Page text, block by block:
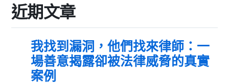
近期文章
我找到漏洞，他們找來律師：一
場善意揭露卻被法律威脅的真實
案例